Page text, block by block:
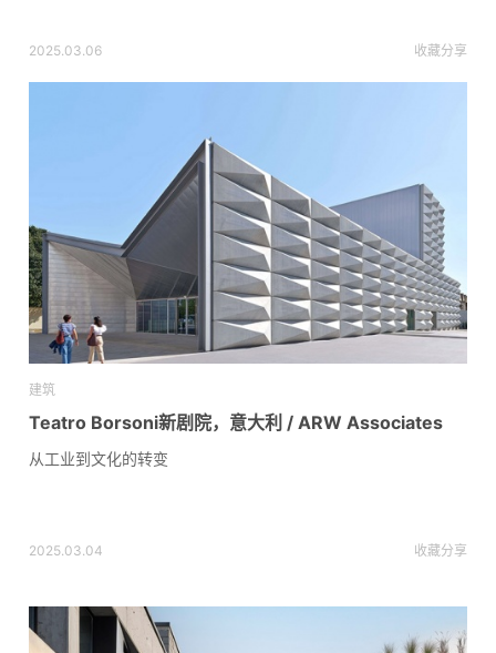
2025.03.06 收藏分享
建筑
Teatro Borsoni新剧院，意大利 / ARW Associates
从工业到文化的转变
2025.03.04 收藏分享